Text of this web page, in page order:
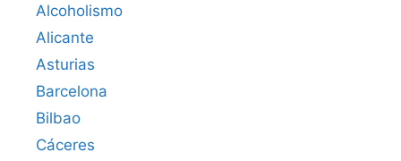
Alcoholismo
Alicante
Asturias
Barcelona
Bilbao
Cáceres‎